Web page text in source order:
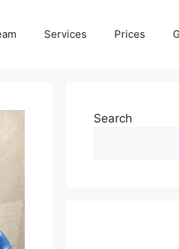
Services Prices
Search